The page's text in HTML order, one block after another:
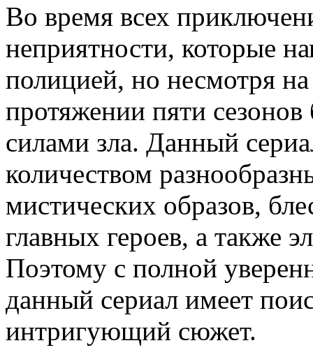
Во время всех
неприятности, которые
полицией, но несмотря
протяжении пяти
силами зла. Данный
количеством
мистических образов,
главных героев, а также
Поэтому с полной
данный сериал имеет
интригующий сюжет.